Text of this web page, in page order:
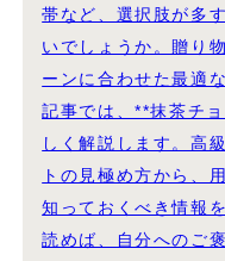
帯など、選択肢が多
いでしょうか。贈り
ーンに合わせた最適
記事では、**抹茶チ
しく解説します。高
トの見極め方から、
知っておくべき情報
読めば、自分へのご